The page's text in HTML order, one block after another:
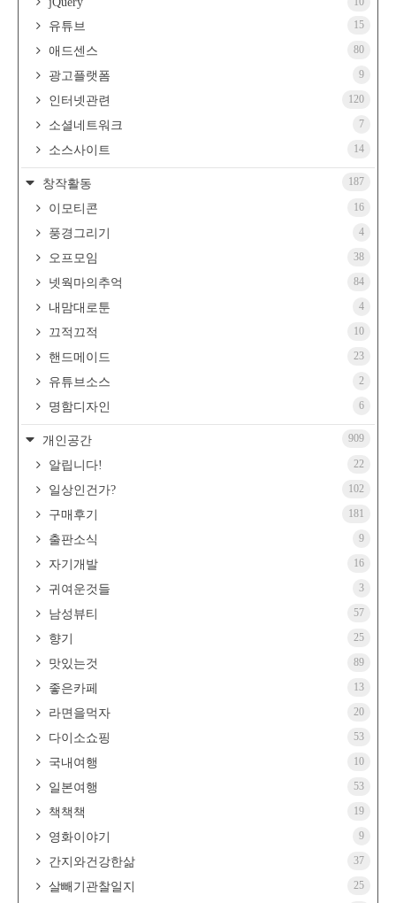
유튜브 15
애드센스 80
광고플랫폼 9
인터넷관련 120
소셜네트워크 7
소스사이트 14
창작활동 187
이모티콘 16
풍경그리기 4
오프모임 38
넷웍마의추억 84
내맘대로툰 4
끄적끄적 10
핸드메이드 23
유튜브소스 2
명함디자인 6
개인공간 909
알립니다! 22
일상인건가? 102
구매후기 181
출판소식 9
자기개발 16
귀여운것들 3
남성뷰티 57
향기 25
맛있는것 89
좋은카페 13
라면을먹자 20
다이소쇼핑 53
국내여행 10
일본여행 53
책책책 19
영화이야기 9
간지와건강한삶 37
살빼기관찰일지 25